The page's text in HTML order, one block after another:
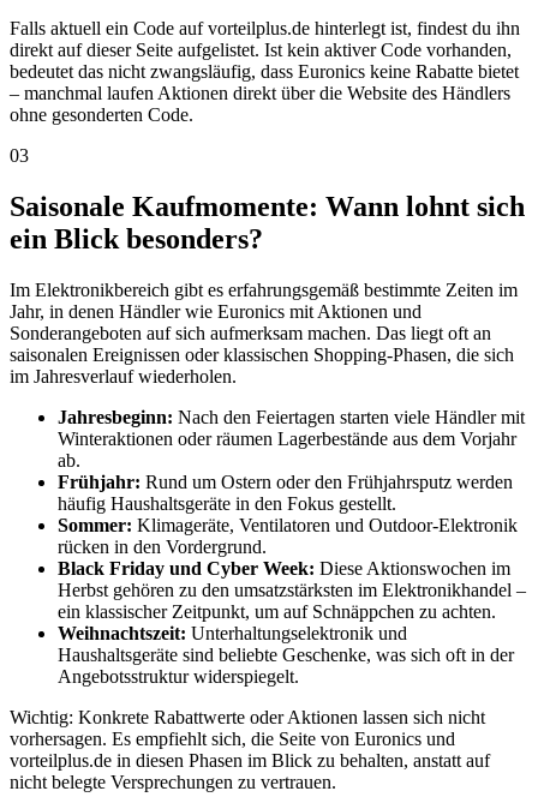
Falls aktuell ein Code auf vorteilplus.de hinterlegt ist, findest du ihn
direkt auf dieser Seite aufgelistet. Ist kein aktiver Code vorhanden,
bedeutet das nicht zwangsläufig, dass Euronics keine Rabatte bietet
– manchmal laufen Aktionen direkt über die Website des Händlers
ohne gesonderten Code.
03
Saisonale Kaufmomente: Wann lohnt sich
ein Blick besonders?
Im Elektronikbereich gibt es erfahrungsgemäß bestimmte Zeiten im
Jahr, in denen Händler wie Euronics mit Aktionen und
Sonderangeboten auf sich aufmerksam machen. Das liegt oft an
saisonalen Ereignissen oder klassischen Shopping-Phasen, die sich
im Jahresverlauf wiederholen.
Jahresbeginn: Nach den Feiertagen starten viele Händler mit
Winteraktionen oder räumen Lagerbestände aus dem Vorjahr
ab.
Frühjahr: Rund um Ostern oder den Frühjahrsputz werden
häufig Haushaltsgeräte in den Fokus gestellt.
Sommer: Klimageräte, Ventilatoren und Outdoor-Elektronik
rücken in den Vordergrund.
Black Friday und Cyber Week: Diese Aktionswochen im
Herbst gehören zu den umsatzstärksten im Elektronikhandel –
ein klassischer Zeitpunkt, um auf Schnäppchen zu achten.
Weihnachtszeit: Unterhaltungselektronik und
Haushaltsgeräte sind beliebte Geschenke, was sich oft in der
Angebotsstruktur widerspiegelt.
Wichtig: Konkrete Rabattwerte oder Aktionen lassen sich nicht
vorhersagen. Es empfiehlt sich, die Seite von Euronics und
vorteilplus.de in diesen Phasen im Blick zu behalten, anstatt auf
nicht belegte Versprechungen zu vertrauen.